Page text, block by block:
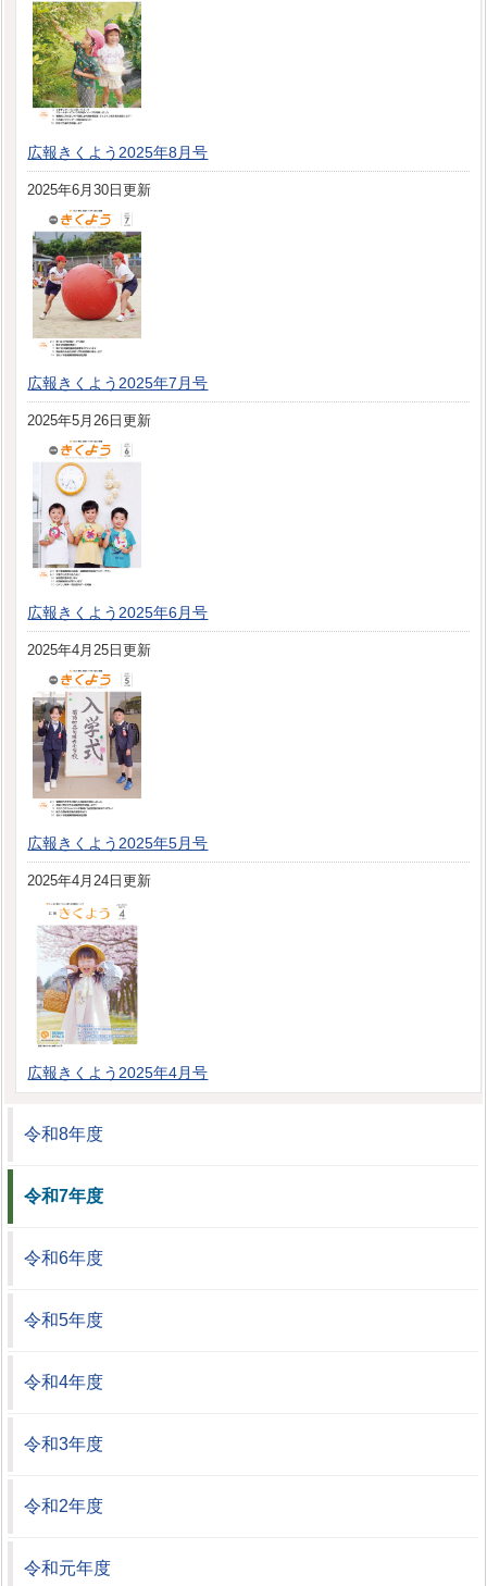
広報きくよう2025年8月号
2025年6月30日更新
広報きくよう2025年7月号
2025年5月26日更新
広報きくよう2025年6月号
2025年4月25日更新
広報きくよう2025年5月号
2025年4月24日更新
広報きくよう2025年4月号
令和8年度
令和7年度
令和6年度
令和5年度
令和4年度
令和3年度
令和2年度
令和元年度